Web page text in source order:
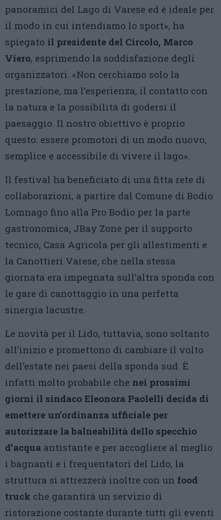
panoramici del Lago di Varese ed è ideale per
il modo in cui intendiamo lo sport», ha
spiegato il presidente del Circolo, Marco
Viero, esprimendo la soddisfazione degli
organizzatori. «Non cerchiamo solo la
prestazione, ma l’esperienza, il contatto con
la natura e la possibilità di godersi il
paesaggio. Il nostro obiettivo è proprio
questo: essere promotori di un modo nuovo,
semplice e accessibile di vivere il lago».
Il festival ha beneficiato di una fitta rete di
collaborazioni, a partire dal Comune di Bodio
Lomnago fino alla Pro Bodio per la parte
gastronomica, JBay Zone per il supporto
tecnico, Casa Agricola per gli allestimenti e
la Canottieri Varese, che nella stessa
giornata era impegnata sull’altra sponda con
le gare di canottaggio in una perfetta
sinergia lacustre.
Le novità per il Lido, tuttavia, sono soltanto
all’inizio e promettono di cambiare il volto
dell’estate nei paesi della sponda sud. È
infatti molto probabile che nei prossimi
giorni il sindaco Eleonora Paolelli decida di
emettere un’ordinanza ufficiale per
autorizzare la balneabilità dello specchio
d’acqua antistante e per accogliere al meglio
i bagnanti e i frequentatori del Lido, la
struttura si attrezzerà inoltre con un food
truck che garantirà un servizio di
ristorazione costante durante tutti gli eventi